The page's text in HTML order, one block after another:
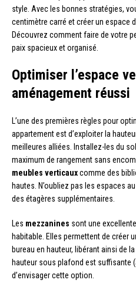
style. Avec les bonnes stratégies,
centimètre carré et créer un espace
Découvrez comment faire de votre
paix spacieux et organisé.
Optimiser l’espace
aménagement réussi
L’une des premières règles pour
appartement est d’exploiter la
meilleures alliées. Installez-les du
maximum de rangement sans
meubles verticauxcomme des
hautes. N’oubliez pas les espaces
des étagères supplémentaires.
Les mezzanines sont une
habitable. Elles permettent de créer
bureau en hauteur, libérant ainsi de
hauteur sous plafond est suffisante
d’envisager cette option.